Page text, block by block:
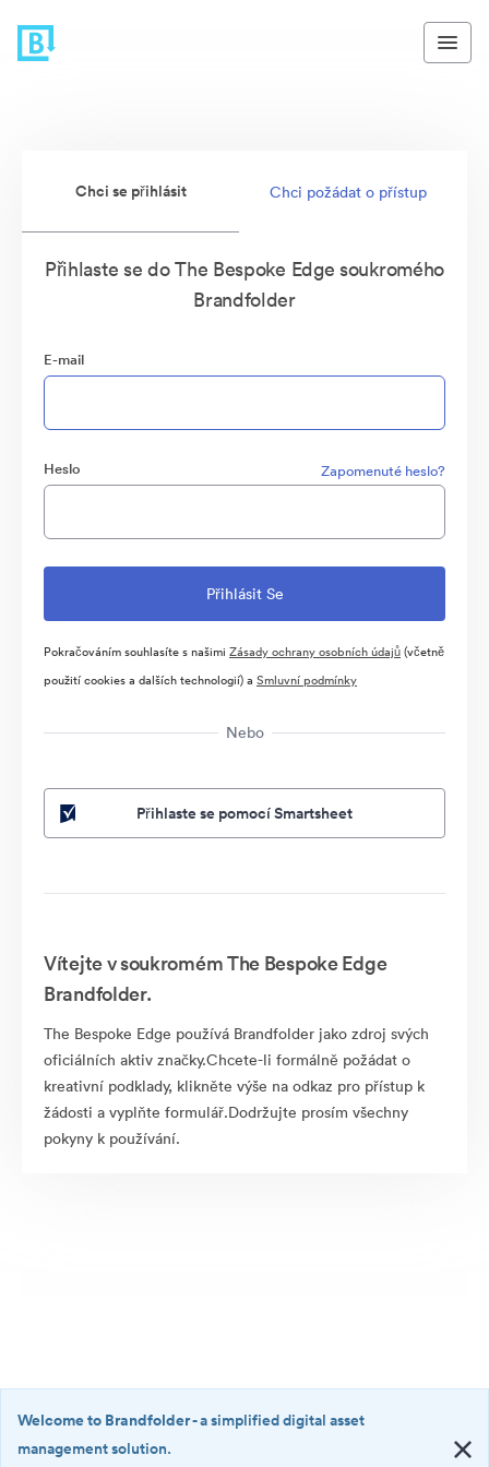
Chci se přihlásit Chci požádat o přístup
Přihlaste se do The Bespoke Edge soukromého
Brandfolder
E-mail
Heslo Zapomenuté heslo?
Pokračováním souhlasíte s našimi Zásady ochrany osobních údajů(včetně
použití cookies a dalších technologií) a Smluvní podmínky
Nebo
Přihlaste se pomocí Smartsheet
Vítejte v soukromém The Bespoke Edge
Brandfolder.
The Bespoke Edge používá Brandfolder jako zdroj svých
oficiálních aktiv značky.Chcete-li formálně požádat o
kreativní podklady, klikněte výše na odkaz pro přístup k
žádosti a vyplňte formulář.Dodržujte prosím všechny
pokyny k používání.
Welcome to Brandfolder- a simplified digital asset
management solution.